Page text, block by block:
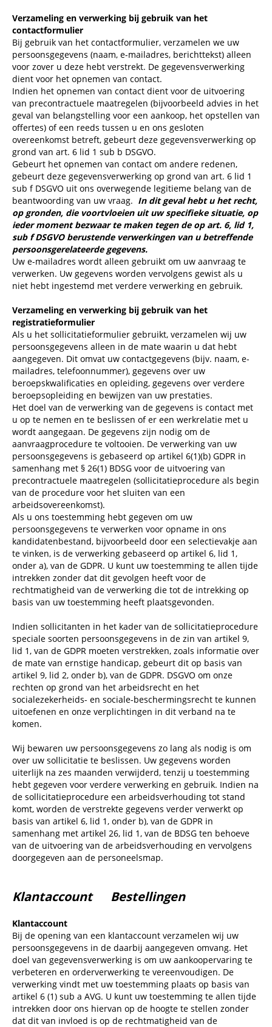
Verzameling en verwerking bij gebruik van het
contactformulier
Bij gebruik van het contactformulier, verzamelen we uw
persoonsgegevens (naam, e-mailadres, berichttekst) alleen
voor zover u deze hebt verstrekt. De gegevensverwerking
dient voor het opnemen van contact.
Indien het opnemen van contact dient voor de uitvoering
van precontractuele maatregelen (bijvoorbeeld advies in het
geval van belangstelling voor een aankoop, het opstellen van
offertes) of een reeds tussen u en ons gesloten
overeenkomst betreft, gebeurt deze gegevensverwerking op
grond van art. 6 lid 1 sub b DSGVO.
Gebeurt het opnemen van contact om andere redenen,
gebeurt deze gegevensverwerking op grond van art. 6 lid 1
sub f DSGVO uit ons overwegende legitieme belang van de
beantwoording van uw vraag. In dit geval hebt u het recht,
op gronden, die voortvloeien uit uw specifieke situatie, op
ieder moment bezwaar te maken tegen de op art. 6, lid 1,
sub f DSGVO berustende verwerkingen van u betreffende
persoonsgerelateerde gegevens.
Uw e-mailadres wordt alleen gebruikt om uw aanvraag te
verwerken. Uw gegevens worden vervolgens gewist als u
niet hebt ingestemd met verdere verwerking en gebruik.
Verzameling en verwerking bij gebruik van het
registratieformulier
Als u het sollicitatieformulier gebruikt, verzamelen wij uw
persoonsgegevens alleen in de mate waarin u dat hebt
aangegeven. Dit omvat uw contactgegevens (bijv. naam, e-
mailadres, telefoonnummer), gegevens over uw
beroepskwalificaties en opleiding, gegevens over verdere
beroepsopleiding en bewijzen van uw prestaties.
Het doel van de verwerking van de gegevens is contact met
u op te nemen en te beslissen of er een werkrelatie met u
wordt aangegaan. De gegevens zijn nodig om de
aanvraagprocedure te voltooien. De verwerking van uw
persoonsgegevens is gebaseerd op artikel 6(1)(b) GDPR in
samenhang met § 26(1) BDSG voor de uitvoering van
precontractuele maatregelen (sollicitatieprocedure als begin
van de procedure voor het sluiten van een
arbeidsovereenkomst).
Als u ons toestemming hebt gegeven om uw
persoonsgegevens te verwerken voor opname in ons
kandidatenbestand, bijvoorbeeld door een selectievakje aan
te vinken, is de verwerking gebaseerd op artikel 6, lid 1,
onder a), van de GDPR. U kunt uw toestemming te allen tijde
intrekken zonder dat dit gevolgen heeft voor de
rechtmatigheid van de verwerking die tot de intrekking op
basis van uw toestemming heeft plaatsgevonden.
Indien sollicitanten in het kader van de sollicitatieprocedure
speciale soorten persoonsgegevens in de zin van artikel 9,
lid 1, van de GDPR moeten verstrekken, zoals informatie over
de mate van ernstige handicap, gebeurt dit op basis van
artikel 9, lid 2, onder b), van de GDPR. DSGVO om onze
rechten op grond van het arbeidsrecht en het
socialezekerheids- en sociale-beschermingsrecht te kunnen
uitoefenen en onze verplichtingen in dit verband na te
komen.
Wij bewaren uw persoonsgegevens zo lang als nodig is om
over uw sollicitatie te beslissen. Uw gegevens worden
uiterlijk na zes maanden verwijderd, tenzij u toestemming
hebt gegeven voor verdere verwerking en gebruik. Indien na
de sollicitatieprocedure een arbeidsverhouding tot stand
komt, worden de verstrekte gegevens verder verwerkt op
basis van artikel 6, lid 1, onder b), van de GDPR in
samenhang met artikel 26, lid 1, van de BDSG ten behoeve
van de uitvoering van de arbeidsverhouding en vervolgens
doorgegeven aan de personeelsmap.
Klantaccount Bestellingen
Klantaccount
Bij de opening van een klantaccount verzamelen wij uw
persoonsgegevens in de daarbij aangegeven omvang. Het
doel van gegevensverwerking is om uw aankoopervaring te
verbeteren en orderverwerking te vereenvoudigen. De
verwerking vindt met uw toestemming plaats op basis van
artikel 6 (1) sub a AVG. U kunt uw toestemming te allen tijde
intrekken door ons hiervan op de hoogte te stellen zonder
dat dit van invloed is op de rechtmatigheid van de